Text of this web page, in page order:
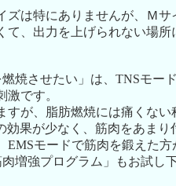
ズは特にありませんが、Ｍ
て、出力を上げられない場
焼させたい」は、TNSモー
激です。
すが、脂肪燃焼には痛くない
効果が少なく、筋肉をあま
EMSモードで筋肉を鍛えた
増強プログラム」もお試し下